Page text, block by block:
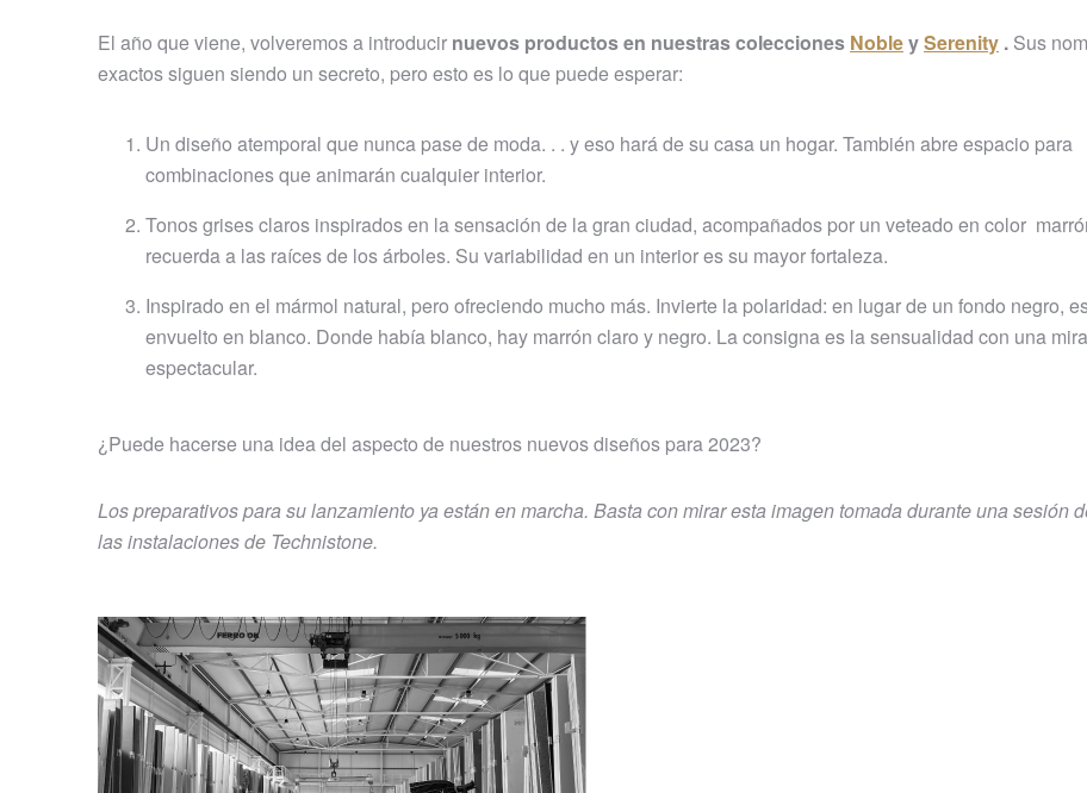
El año que viene, volveremos a introducir nuevos productos en nuestras colecciones NobleySerenity . Sus
exactos siguen siendo un secreto, pero esto es lo que puede esperar:
Un diseño atemporal que nunca pase de moda. . . y eso hará de su casa un hogar. También abre espacio para
combinaciones que animarán cualquier interior.
Tonos grises claros inspirados en la sensación de la gran ciudad, acompañados por un veteado en color
recuerda a las raíces de los árboles. Su variabilidad en un interior es su mayor fortaleza.
Inspirado en el mármol natural, pero ofreciendo mucho más. Invierte la polaridad: en lugar de un fondo negro,
envuelto en blanco. Donde había blanco, hay marrón claro y negro. La consigna es la sensualidad con una
espectacular.
¿Puede hacerse una idea del aspecto de nuestros nuevos diseños para 2023?
Los preparativos para su lanzamiento ya están en marcha. Basta con mirar esta imagen tomada durante una sesión
las instalaciones de Technistone.